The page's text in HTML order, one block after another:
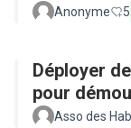
Anonyme 5
Déployer
pour
Asso des